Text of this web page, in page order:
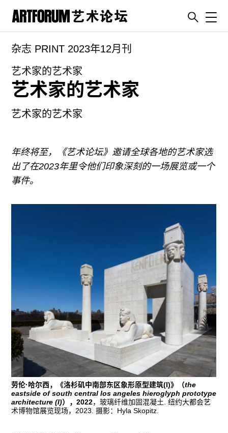
artguide
新闻
展评
专栏
ENGLISH
ART & EDUCATION
杂志 PRINT 2023年12月刊
艺术家的艺术家
艺术家的艺术家
艺术家的艺术家
年终将至，《艺术论坛》邀请全球各地的艺术家选
出了在2023年里令他们印象深刻的一场展览或一个
事件。
劳伦·哈尔西，《洛杉矶中南部东区象形原型建筑(I)》（the
eastside of south central los angeles hieroglyph prototype
architecture (I)），2022，玻璃纤维加固混凝土. 纽约大都会艺
术博物馆展览现场，2023. 摄影：Hyla Skopitz.